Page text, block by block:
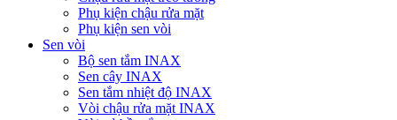
Phụ kiện chậu rửa mặt
Phụ kiện sen vòi
Sen vòi
Bộ sen tắm INAX
Sen cây INAX
Sen tắm nhiệt độ INAX
Vòi chậu rửa mặt INAX